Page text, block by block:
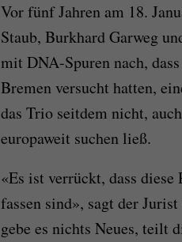
Vor fünf Jahren am 18.
Staub, Burkhard Garweg
mit DNA-Spuren nach,
Bremen versucht hatten,
das Trio seitdem nicht,
europaweit suchen ließ.
«Es ist verrückt, dass
fassen sind», sagt der
gebe es nichts Neues, teilt